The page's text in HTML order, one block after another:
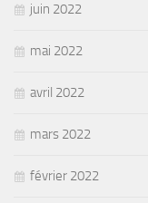
juin 2022
mai 2022
avril 2022
mars 2022
février 2022